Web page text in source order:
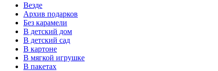
Везде
Архив подарков
Без карамели
В детский дом
В детский сад
В картоне
В мягкой игрушке
В пакетах